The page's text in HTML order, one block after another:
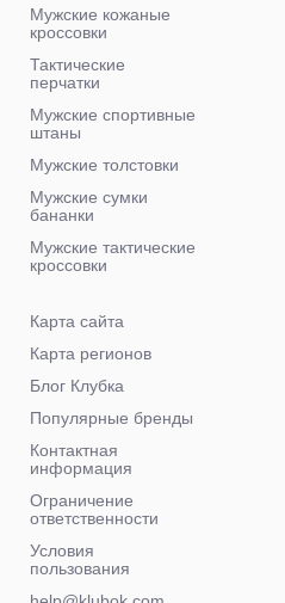
Мужские кожаные
кроссовки
Тактические
перчатки
Мужские спортивные
штаны
Мужские толстовки
Мужские сумки
бананки
Мужские тактические
кроссовки
Карта сайта
Карта регионов
Блог Клубка
Популярные бренды
Контактная
информация
Ограничение
ответственности
Условия
пользования